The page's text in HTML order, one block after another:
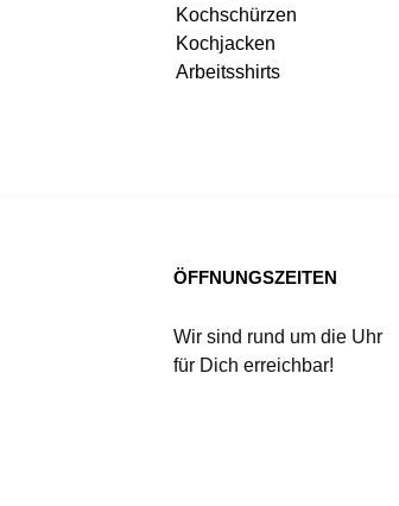
Kochschürzen
Kochjacken
Arbeitsshirts
ÖFFNUNGSZEITEN
Wir sind rund um die Uhr
für Dich erreichbar!